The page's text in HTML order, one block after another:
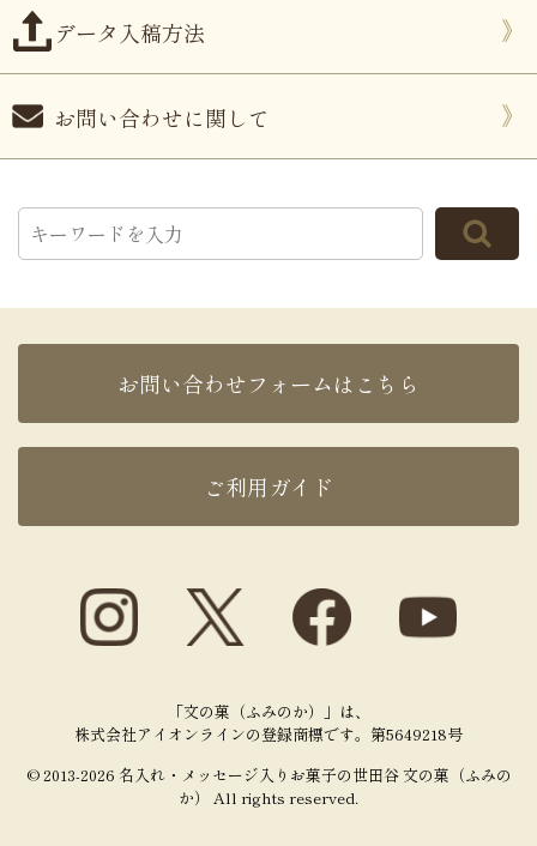
データ入稿方法
お問い合わせに関して
お問い合わせフォームはこちら
ご利用ガイド
「文の菓（ふみのか）」は、
株式会社アイオンラインの登録商標です。第5649218号
© 2013-2026 名入れ・メッセージ入りお菓子の世田谷 文の菓（ふみの
か） All rights reserved.